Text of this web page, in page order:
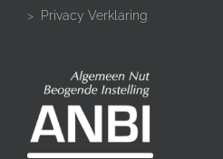
> Privacy Verklaring